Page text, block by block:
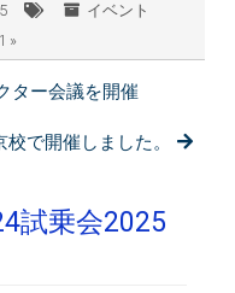
イベント
»
ター会議を開催
開催しました。
試乗会2025